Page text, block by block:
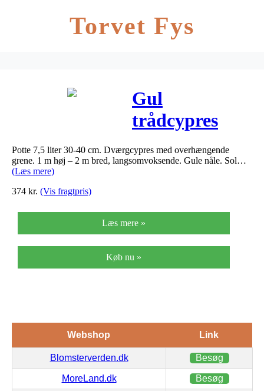
Torvet Fys
Gul
trådcypres
Filifera
Sungold –
pisifera…
Potte 7,5 liter 30-40 cm. Dværgcypres med overhængende
grene. 1 m høj – 2 m bred, langsomvoksende. Gule nåle. Sol…
(Læs mere)
374 kr. (Vis fragtpris)
Læs mere »
Køb nu »
Webshop Link
Blomsterverden.dk Besøg
MoreLand.dk Besøg